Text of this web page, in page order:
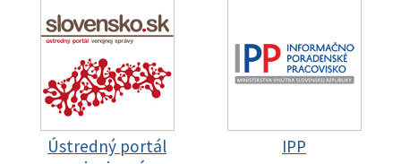
Ústredný portál
IPP